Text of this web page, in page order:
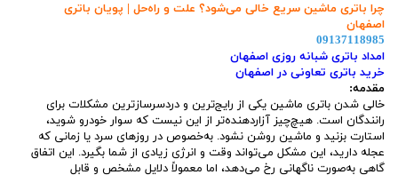
چرا باتری ماشین سریع خالی می‌شود؟ علت و راه‌حل | پویان باتری
اصفهان
09137118985
امداد باتری شبانه روزی اصفهان
خرید باتری تعاونی در اصفهان
مقدمه:
خالی شدن باتری ماشین یکی از رایج‌ترین و دردسرسازترین مشکلات برای
رانندگان است. هیچ‌چیز آزاردهنده‌تر از این نیست که سوار خودرو شوید،
استارت بزنید و ماشین روشن نشود. به‌خصوص در روزهای سرد یا زمانی که
عجله دارید، این مشکل می‌تواند وقت و انرژی زیادی از شما بگیرد. این اتفاق
گاهی به‌صورت ناگهانی رخ می‌دهد، اما معمولاً دلایل مشخص و قابل